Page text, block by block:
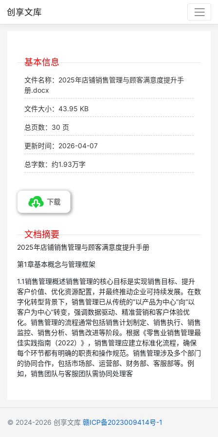
创享文库
基本信息
文件名称：2025年店铺销售管理与顾客满意度提升手
册.docx
文件大小：43.95 KB
总页数：30 页
更新时间：2026-04-07
总字数：约1.93万字
下载
文档摘要
2025年店铺销售管理与顾客满意度提升手册
第1章基本概念与管理框架
1.1销售管理概述销售管理的核心目标是实现销售目标、提升
客户价值、优化资源配置，并最终推动企业可持续发展。在数
字化转型背景下，销售管理已从传统的“以产品为中心”向“以
客户为中心”转变，强调数据驱动、精准营销和客户体验优
化。销售管理的流程通常包括销售计划制定、销售执行、销售
监控、销售分析、销售改进等阶段。根据《零售业销售管理最
佳实践指南（2022）》，销售管理应建立标准化流程，确保
每个环节都有明确的职责和操作规范。销售管理涉及多个部门
的协同合作，包括市场部、运营部、财务部、客服部等。例
如，销售团队与客服团队需协同处理客
© 2024-2026 创享文库 赣ICP备2023009414号-1